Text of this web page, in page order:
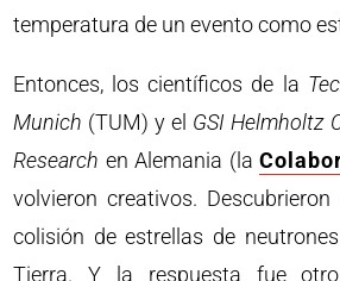
temperatura de un evento como
Entonces, los científicos de la
Munich (TUM) y el GSI Helmholtz
Research ​​en Alemania (la
volvieron creativos.
colisión de estrellas de
Tierra. Y la respuesta fue